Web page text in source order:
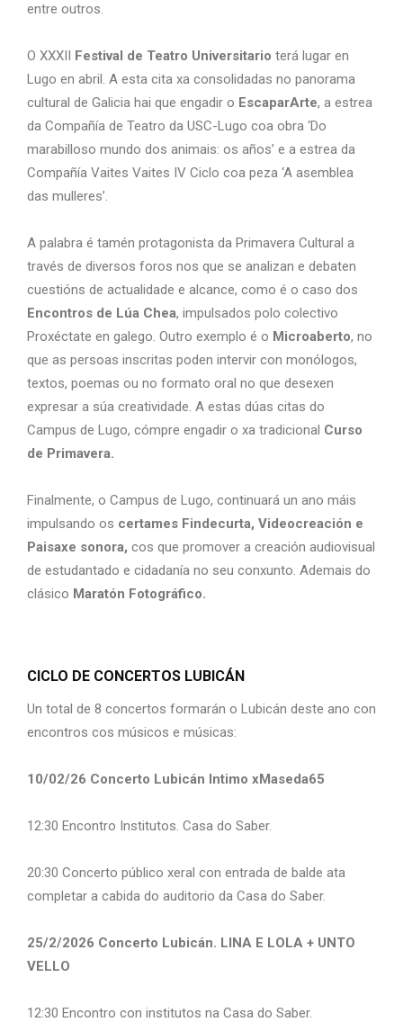
entre outros.
O XXXII Festival de Teatro Universitario terá lugar en
Lugo en abril. A esta cita xa consolidadas no panorama
cultural de Galicia hai que engadir o EscaparArte, a estrea
da Compañía de Teatro da USC-Lugo coa obra ‘Do
marabilloso mundo dos animais: os años’ e a estrea da
Compañía Vaites Vaites IV Ciclo coa peza ‘A asemblea
das mulleres’.
A palabra é tamén protagonista da Primavera Cultural a
través de diversos foros nos que se analizan e debaten
cuestións de actualidade e alcance, como é o caso dos
Encontros de Lúa Chea, impulsados polo colectivo
Proxéctate en galego. Outro exemplo é o Microaberto, no
que as persoas inscritas poden intervir con monólogos,
textos, poemas ou no formato oral no que desexen
expresar a súa creatividade. A estas dúas citas do
Campus de Lugo, cómpre engadir o xa tradicional Curso
de Primavera.
Finalmente, o Campus de Lugo, continuará un ano máis
impulsando os certames Findecurta, Videocreación e
Paisaxe sonora, cos que promover a creación audiovisual
de estudantado e cidadanía no seu conxunto. Ademais do
clásico Maratón Fotográfico.
CICLO DE CONCERTOS LUBICÁN
Un total de 8 concertos formarán o Lubicán deste ano con
encontros cos músicos e músicas:
10/02/26 Concerto Lubicán Intimo xMaseda65
12:30 Encontro Institutos. Casa do Saber.
20:30 Concerto público xeral con entrada de balde ata
completar a cabida do auditorio da Casa do Saber.
25/2/2026 Concerto Lubicán. LINA E LOLA + UNTO
VELLO
12:30 Encontro con institutos na Casa do Saber.